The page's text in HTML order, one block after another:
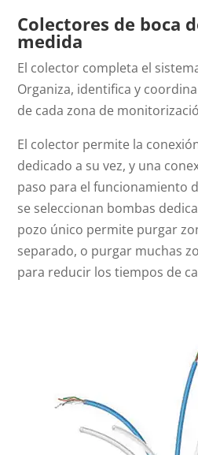
Colectores de boca
medida
El colector completa el
Organiza, identifica y
de cada zona de
El colector permite la
dedicado a su vez, y una
paso para el funcionamiento
se seleccionan bombas
pozo único permite purgar
separado, o purgar muchas
para reducir los tiempos de